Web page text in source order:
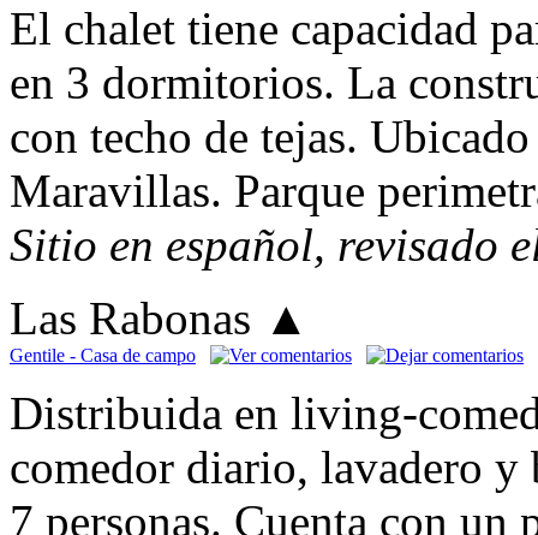
El chalet tiene capacidad
en 3 dormitorios. La
con techo de tejas.
Maravillas. Parque
Sitio en español, revisado
Las Rabonas ▲
Gentile - Casa de campo
Distribuida en living-
comedor diario, lavadero y
7 personas. Cuenta con un